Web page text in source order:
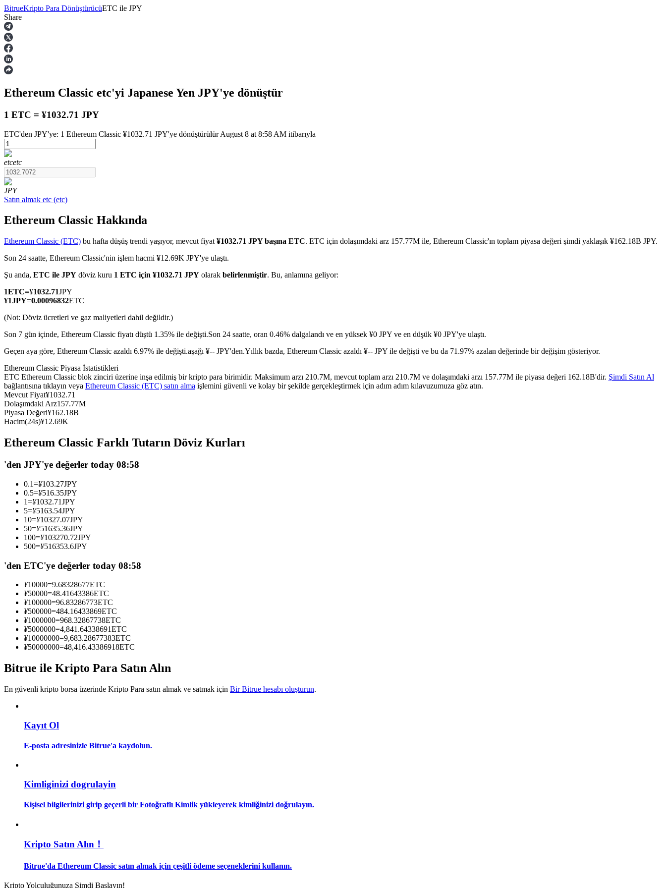
Vadeli İşlemler
USDT Vadeli İşlemleri
Teminat olarak USDT kullanan vadeli işlemler
TradFi
Hisse senetleri, döviz, değerli metaller ve emtia türevleri
USDC Vadeli İşlemleri
En iyi traderlarla güçlerinizi birleştirin
Kopya Tüccarı Olun
Kâr paylaşımı ve kopya ticaret komisyonlarının tadını çıkarın
Ticaret bilgileri vb. dahil olmak üzere büyük veri analizi.
BitrueKripto Para DönüştürücüETC ile JPY
Share
Ethereum Classic etc'yi Japanese Yen JPY'ye dönüştür
1 ETC = ¥1032.71 JPY
ETC'den JPY'ye: 1 Ethereum Classic ¥1032.71 JPY'ye dönüştürülür August 8 at 8:58 AM itibarıyla
etcetc
JPY
Satın almak etc (etc)
Ethereum Classic Hakkında
Ethereum Classic (ETC) bu hafta düşüş trendi yaşıyor, mevcut fiyat ¥1032.71 JPY başına ETC. ETC için dolaşımdaki arz 157.77M ile, Ethereum Classic'ın toplam piyasa değeri şimdi yaklaşık ¥162.18B JPY.
Son 24 saatte, Ethereum Classic'nin işlem hacmi ¥12.69K JPY'ye ulaştı.
Şu anda, ETC ile JPY döviz kuru 1 ETC için ¥1032.71 JPY olarak belirlenmiştir. Bu, anlamına geliyor:
1ETC=¥1032.71JPY
¥1JPY=0.00096832ETC
(Not: Döviz ücretleri ve gaz maliyetleri dahil değildir.)
Son 7 gün içinde, Ethereum Classic fiyatı düştü 1.35% ile değişti.Son 24 saatte, oran 0.46% dalgalandı ve en yüksek ¥0 JPY ve en düşük ¥0 JPY'ye ulaştı.
Geçen aya göre, Ethereum Classic azaldı 6.97% ile değişti.aşağı ¥-- JPY'den.Yıllık bazda, Ethereum Classic azaldı ¥-- JPY ile değişti ve bu da 71.97% azalan değerinde bir değişim gösteriyor.
Ethereum Classic Piyasa İstatistikleri
ETC Ethereum Classic blok zinciri üzerine inşa edilmiş bir kripto para birimidir. Maksimum arzı 210.7M, mevcut toplam arzı 210.7M ve dolaşımdaki arzı 157.77M ile piyasa değeri 162.18B'dir. Şimdi Satın Al
bağlantısına tıklayın veya Ethereum Classic (ETC) satın alma işlemini güvenli ve kolay bir şekilde gerçekleştirmek için adım adım kılavuzumuza göz atın.
Mevcut Fiyat¥1032.71
Dolaşımdaki Arz157.77M
Piyasa Değeri¥162.18B
Hacim(24s)¥12.69K
Ethereum Classic Farklı Tutarın Döviz Kurları
'den JPY'ye değerler today 08:58
0.1=¥103.27JPY
0.5=¥516.35JPY
1=¥1032.71JPY
5=¥5163.54JPY
10=¥10327.07JPY
50=¥51635.36JPY
100=¥103270.72JPY
500=¥516353.6JPY
'den ETC'ye değerler today 08:58
¥10000=9.68328677ETC
¥50000=48.41643386ETC
¥100000=96.83286773ETC
¥500000=484.16433869ETC
¥1000000=968.32867738ETC
¥5000000=4,841.64338691ETC
¥10000000=9,683.28677383ETC
¥50000000=48,416.43386918ETC
Bitrue ile Kripto Para Satın Alın
En güvenli kripto borsa üzerinde Kripto Para satın almak ve satmak için Bir Bitrue hesabı oluşturun.
Kayıt Ol
E-posta adresinizle Bitrue'a kaydolun.
Kimliginizi dogrulayin
Kişisel bilgilerinizi girip geçerli bir Fotoğraflı Kimlik yükleyerek kimliğinizi doğrulayın.
Kripto Satın Alın！
Bitrue'da Ethereum Classic satın almak için çeşitli ödeme seçeneklerini kullanın.
Kripto Yolculuğunuza Şimdi Başlayın!